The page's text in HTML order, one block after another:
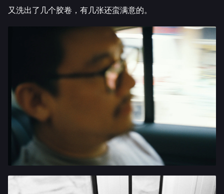
又洗出了几个胶卷，有几张还蛮满意的。